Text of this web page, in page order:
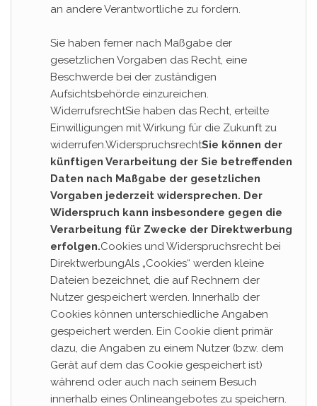
an andere Verantwortliche zu fordern.
Sie haben ferner nach Maßgabe der
gesetzlichen Vorgaben das Recht, eine
Beschwerde bei der zuständigen
Aufsichtsbehörde einzureichen.
WiderrufsrechtSie haben das Recht, erteilte
Einwilligungen mit Wirkung für die Zukunft zu
widerrufen.WiderspruchsrechtSie können der
künftigen Verarbeitung der Sie betreffenden
Daten nach Maßgabe der gesetzlichen
Vorgaben jederzeit widersprechen. Der
Widerspruch kann insbesondere gegen die
Verarbeitung für Zwecke der Direktwerbung
erfolgen.Cookies und Widerspruchsrecht bei
DirektwerbungAls „Cookies“ werden kleine
Dateien bezeichnet, die auf Rechnern der
Nutzer gespeichert werden. Innerhalb der
Cookies können unterschiedliche Angaben
gespeichert werden. Ein Cookie dient primär
dazu, die Angaben zu einem Nutzer (bzw. dem
Gerät auf dem das Cookie gespeichert ist)
während oder auch nach seinem Besuch
innerhalb eines Onlineangebotes zu speichern.